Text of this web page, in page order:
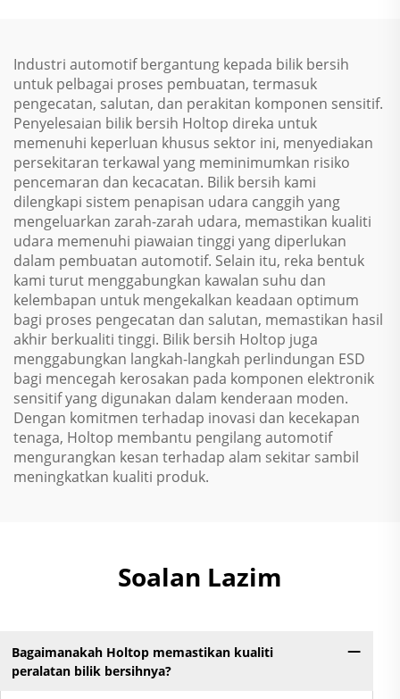
Industri automotif bergantung kepada bilik bersih
untuk pelbagai proses pembuatan, termasuk
pengecatan, salutan, dan perakitan komponen sensitif.
Penyelesaian bilik bersih Holtop direka untuk
memenuhi keperluan khusus sektor ini, menyediakan
persekitaran terkawal yang meminimumkan risiko
pencemaran dan kecacatan. Bilik bersih kami
dilengkapi sistem penapisan udara canggih yang
mengeluarkan zarah-zarah udara, memastikan kualiti
udara memenuhi piawaian tinggi yang diperlukan
dalam pembuatan automotif. Selain itu, reka bentuk
kami turut menggabungkan kawalan suhu dan
kelembapan untuk mengekalkan keadaan optimum
bagi proses pengecatan dan salutan, memastikan hasil
akhir berkualiti tinggi. Bilik bersih Holtop juga
menggabungkan langkah-langkah perlindungan ESD
bagi mencegah kerosakan pada komponen elektronik
sensitif yang digunakan dalam kenderaan moden.
Dengan komitmen terhadap inovasi dan kecekapan
tenaga, Holtop membantu pengilang automotif
mengurangkan kesan terhadap alam sekitar sambil
meningkatkan kualiti produk.
Soalan Lazim
Bagaimanakah Holtop memastikan kualiti
peralatan bilik bersihnya?